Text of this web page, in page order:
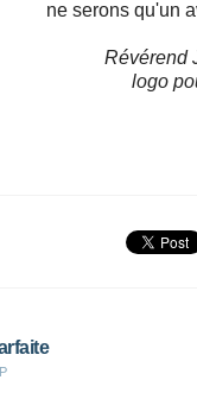
ne serons qu'un
Révérend
logo